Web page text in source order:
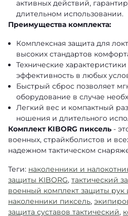
активных действий,
длительном использовании.
Преимущества комплекта:
Комплексная защита для
высоких стандартов
Технические
эффективность в любых
Быстрый сброс позволяет
оборудование в случае
Легкий вес и компактный
ношения и длительного
Комплект KIBORG пиксель-
военных, страйкболистов и
надежном тактическом
Теги: наколенники и
защиты KIBORG, тактический
военный комплект защиты рук
наколенники пиксель,
защита суставов тактический,